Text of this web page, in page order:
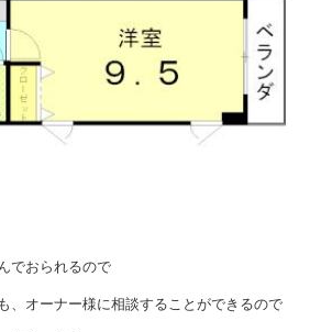
でおられるので
、オーナー様に相談することができるので